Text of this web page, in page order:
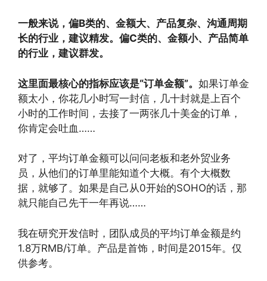
一般来说，偏B类的、金额大、产品复杂、沟通周期
长的行业，建议精发。偏C类的、金额小、产品简单
的行业，建议群发。
这里面最核心的指标应该是“订单金额”。 如果订单金
额太小，你花几小时写一封信，几十封就是上百个
小时的工作时间，去接了一两张几十美金的订单，
你肯定会吐血……
对了，平均订单金额可以问问老板和老外贸业务
员，从他们的订单里能知道个大概。有个大概数
据，就够了。如果是自己从0开始的SOHO的话，那
就只能自己先干一年再说……
我在研究开发信时，团队成员的平均订单金额是约
1.8万RMB/订单。产品是首饰，时间是2015年。仅
供参考。